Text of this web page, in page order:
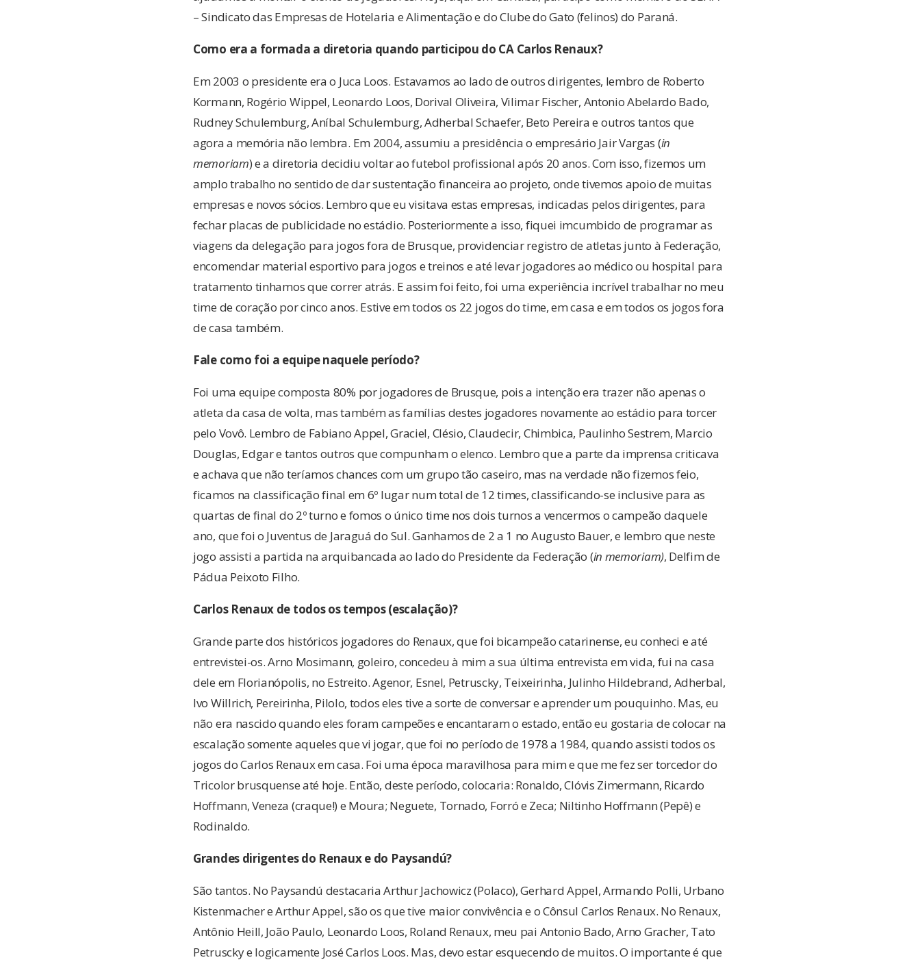
– Sindicato das Empresas de Hotelaria e Alimentação e do Clube do Gato (felinos) do Paraná.
Como era a formada a diretoria quando participou do CA Carlos Renaux?
Em 2003 o presidente era o Juca Loos. Estavamos ao lado de outros dirigentes, lembro de Roberto
Kormann, Rogério Wippel, Leonardo Loos, Dorival Oliveira, Vilimar Fischer, Antonio Abelardo Bado,
Rudney Schulemburg, Aníbal Schulemburg, Adherbal Schaefer, Beto Pereira e outros tantos que
agora a memória não lembra. Em 2004, assumiu a presidência o empresário Jair Vargas (in
memoriam) e a diretoria decidiu voltar ao futebol profissional após 20 anos. Com isso, fizemos um
amplo trabalho no sentido de dar sustentação financeira ao projeto, onde tivemos apoio de muitas
empresas e novos sócios. Lembro que eu visitava estas empresas, indicadas pelos dirigentes, para
fechar placas de publicidade no estádio. Posteriormente a isso, fiquei imcumbido de programar as
viagens da delegação para jogos fora de Brusque, providenciar registro de atletas junto à Federação,
encomendar material esportivo para jogos e treinos e até levar jogadores ao médico ou hospital para
tratamento tinhamos que correr atrás. E assim foi feito, foi uma experiência incrível trabalhar no meu
time de coração por cinco anos. Estive em todos os 22 jogos do time, em casa e em todos os jogos fora
de casa também.
Fale como foi a equipe naquele período?
Foi uma equipe composta 80% por jogadores de Brusque, pois a intenção era trazer não apenas o
atleta da casa de volta, mas também as famílias destes jogadores novamente ao estádio para torcer
pelo Vovô. Lembro de Fabiano Appel, Graciel, Clésio, Claudecir, Chimbica, Paulinho Sestrem, Marcio
Douglas, Edgar e tantos outros que compunham o elenco. Lembro que a parte da imprensa criticava
e achava que não teríamos chances com um grupo tão caseiro, mas na verdade não fizemos feio,
ficamos na classificação final em 6º lugar num total de 12 times, classificando-se inclusive para as
quartas de final do 2º turno e fomos o único time nos dois turnos a vencermos o campeão daquele
ano, que foi o Juventus de Jaraguá do Sul. Ganhamos de 2 a 1 no Augusto Bauer, e lembro que neste
jogo assisti a partida na arquibancada ao lado do Presidente da Federação (in memoriam), Delfim de
Pádua Peixoto Filho.
Carlos Renaux de todos os tempos (escalação)?
Grande parte dos históricos jogadores do Renaux, que foi bicampeão catarinense, eu conheci e até
entrevistei-os. Arno Mosimann, goleiro, concedeu à mim a sua última entrevista em vida, fui na casa
dele em Florianópolis, no Estreito. Agenor, Esnel, Petruscky, Teixeirinha, Julinho Hildebrand, Adherbal,
Ivo Willrich, Pereirinha, Pilolo, todos eles tive a sorte de conversar e aprender um pouquinho. Mas, eu
não era nascido quando eles foram campeões e encantaram o estado, então eu gostaria de colocar na
escalação somente aqueles que vi jogar, que foi no período de 1978 a 1984, quando assisti todos os
jogos do Carlos Renaux em casa. Foi uma época maravilhosa para mim e que me fez ser torcedor do
Tricolor brusquense até hoje. Então, deste período, colocaria: Ronaldo, Clóvis Zimermann, Ricardo
Hoffmann, Veneza (craque!) e Moura; Neguete, Tornado, Forró e Zeca; Niltinho Hoffmann (Pepê) e
Rodinaldo.
Grandes dirigentes do Renaux e do Paysandú?
São tantos. No Paysandú destacaria Arthur Jachowicz (Polaco), Gerhard Appel, Armando Polli, Urbano
Kistenmacher e Arthur Appel, são os que tive maior convivência e o Cônsul Carlos Renaux. No Renaux,
Antônio Heill, João Paulo, Leonardo Loos, Roland Renaux, meu pai Antonio Bado, Arno Gracher, Tato
Petruscky e logicamente José Carlos Loos. Mas, devo estar esquecendo de muitos. O importante é que